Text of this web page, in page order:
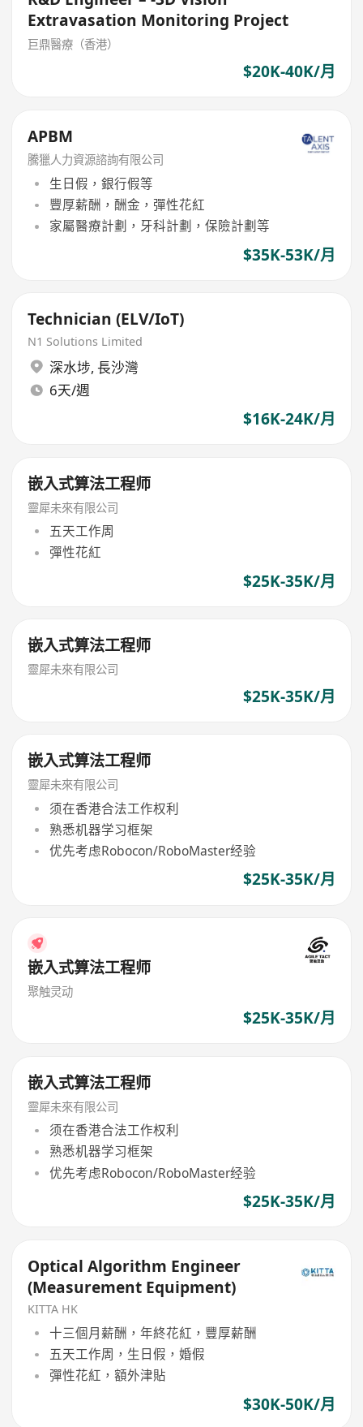
Extravasation Monitoring Project
巨鼎醫療（香港）
$20K-40K/月
APBM
騰獵人力資源諮詢有限公司
生日假，銀行假等
豐厚薪酬，酬金，彈性花紅
家屬醫療計劃，牙科計劃，保險計劃等
$35K-53K/月
Technician (ELV/IoT)
N1 Solutions Limited
深水埗, 長沙灣
6天/週
$16K-24K/月
嵌入式算法工程师
靈犀未來有限公司
五天工作周
彈性花紅
$25K-35K/月
嵌入式算法工程师
靈犀未來有限公司
$25K-35K/月
嵌入式算法工程师
靈犀未來有限公司
须在香港合法工作权利
熟悉机器学习框架
优先考虑Robocon/RoboMaster经验
$25K-35K/月
嵌入式算法工程师
聚触灵动
$25K-35K/月
嵌入式算法工程师
靈犀未來有限公司
须在香港合法工作权利
熟悉机器学习框架
优先考虑Robocon/RoboMaster经验
$25K-35K/月
Optical Algorithm Engineer
(Measurement Equipment)
KITTA HK
十三個月薪酬，年終花紅，豐厚薪酬
五天工作周，生日假，婚假
彈性花紅，額外津貼
$30K-50K/月